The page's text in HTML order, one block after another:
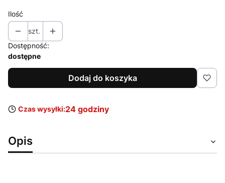
Ilość
szt.
Dostępność:
dostępne
Dodaj do koszyka
Czas wysyłki:24 godziny
Opis